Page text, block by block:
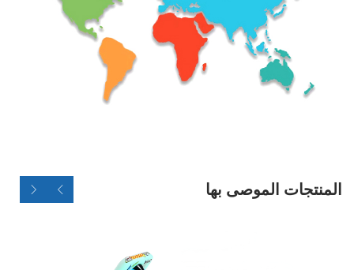
المنتجات الموصى بها